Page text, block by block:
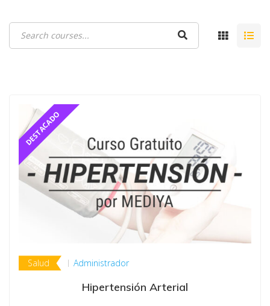
Salud Administrador
Hipertensión Arterial